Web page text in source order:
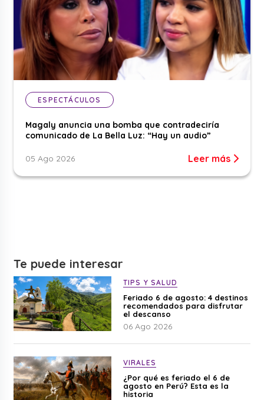
ESPECTÁCULOS
Magaly anuncia una bomba que contradeciría
comunicado de La Bella Luz: “Hay un audio”
05 Ago 2026 Leer más
Te puede interesar
TIPS Y SALUD
Feriado 6 de agosto: 4 destinos
recomendados para disfrutar
el descanso
06 Ago 2026
VIRALES
¿Por qué es feriado el 6 de
agosto en Perú? Esta es la
historia